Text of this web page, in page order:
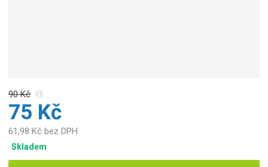
90 Kč
75 Kč
61,98 Kč bez DPH
Skladem